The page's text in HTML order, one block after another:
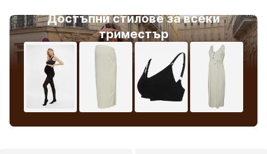
Достъпни стилове за всеки
триместър